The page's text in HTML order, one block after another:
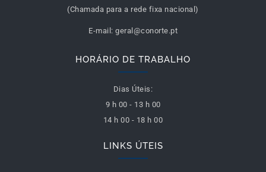
(Chamada para a rede fixa nacional)
E-mail: geral@conorte.pt
HORÁRIO DE TRABALHO
Dias Úteis:
9 h 00 - 13 h 00
14 h 00 - 18 h 00
LINKS ÚTEIS